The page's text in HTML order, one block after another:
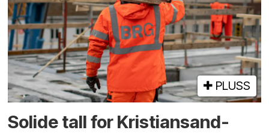
PLUSS
Solide tall for Kristiansand-